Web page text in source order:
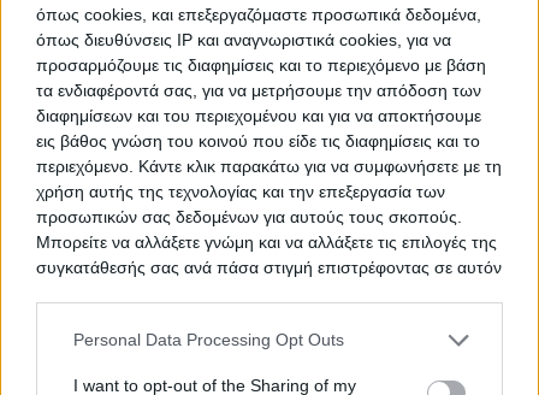
όπως cookies, και επεξεργαζόμαστε προσωπικά δεδομένα,
όπως διευθύνσεις IP και αναγνωριστικά cookies, για να
προσαρμόζουμε τις διαφημίσεις και το περιεχόμενο με βάση
τα ενδιαφέροντά σας, για να μετρήσουμε την απόδοση των
διαφημίσεων και του περιεχομένου και για να αποκτήσουμε
εις βάθος γνώση του κοινού που είδε τις διαφημίσεις και το
περιεχόμενο. Κάντε κλικ παρακάτω για να συμφωνήσετε με τη
χρήση αυτής της τεχνολογίας και την επεξεργασία των
προσωπικών σας δεδομένων για αυτούς τους σκοπούς.
Μπορείτε να αλλάξετε γνώμη και να αλλάξετε τις επιλογές της
συγκατάθεσής σας ανά πάσα στιγμή επιστρέφοντας σε αυτόν
Please note that this website/app uses one or more Google
not limited to your visit or usage behaviour. You may click to
Personal Data Processing Opt Outs
I want to opt-out of the Sharing of my
ΤΙΤΛΟΣ
Συντήρηση βελτίωση και
εγκατάσταση πρασίνου
ΤΙΤΛΟΣ
Αξιοποίηση του ακινήτου επί των
οδών Αθ. ∆ιάκου & ∆εληγιώργη στον
∆ήµο Πειραιά
ΤΙΤΛΟΣ
ΠΡΟΜΗΘΕΙΑ ΟΙΚΟΔΟΜΙΚΩΝ